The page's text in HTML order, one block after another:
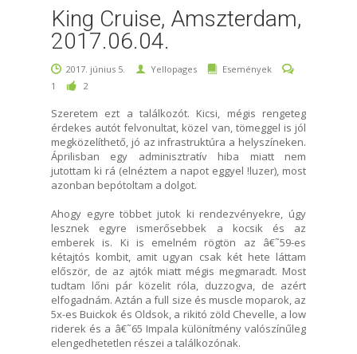
King Cruise, Amszterdam,
2017.06.04.
2017. június 5. Yellopages
Események
1
2
Szeretem ezt a találkozót. Kicsi, mégis rengeteg
érdekes autót felvonultat, közel van, tömeggel is jól
megközelíthető, jó az infrastruktúra a helyszíneken.
Áprilisban egy adminisztratív hiba miatt nem
jutottam ki rá (elnéztem a napot eggyel !luzer), most
azonban bepótoltam a dolgot.
Ahogy egyre többet jutok ki rendezvényekre, úgy
lesznek egyre ismerősebbek a kocsik és az
emberek is. Ki is emelném rögtön az â€˜59-es
kétajtós kombit, amit ugyan csak két hete láttam
először, de az ajtók miatt mégis megmaradt. Most
tudtam lőni pár közelit róla, duzzogva, de azért
elfogadnám. Aztán a full size és muscle moparok, az
5x-es Buickok és Oldsok, a rikitó zöld Chevelle, a low
riderek és a â€˜65 Impala különítmény valószínűleg
elengedhetetlen részei a találkozónak.